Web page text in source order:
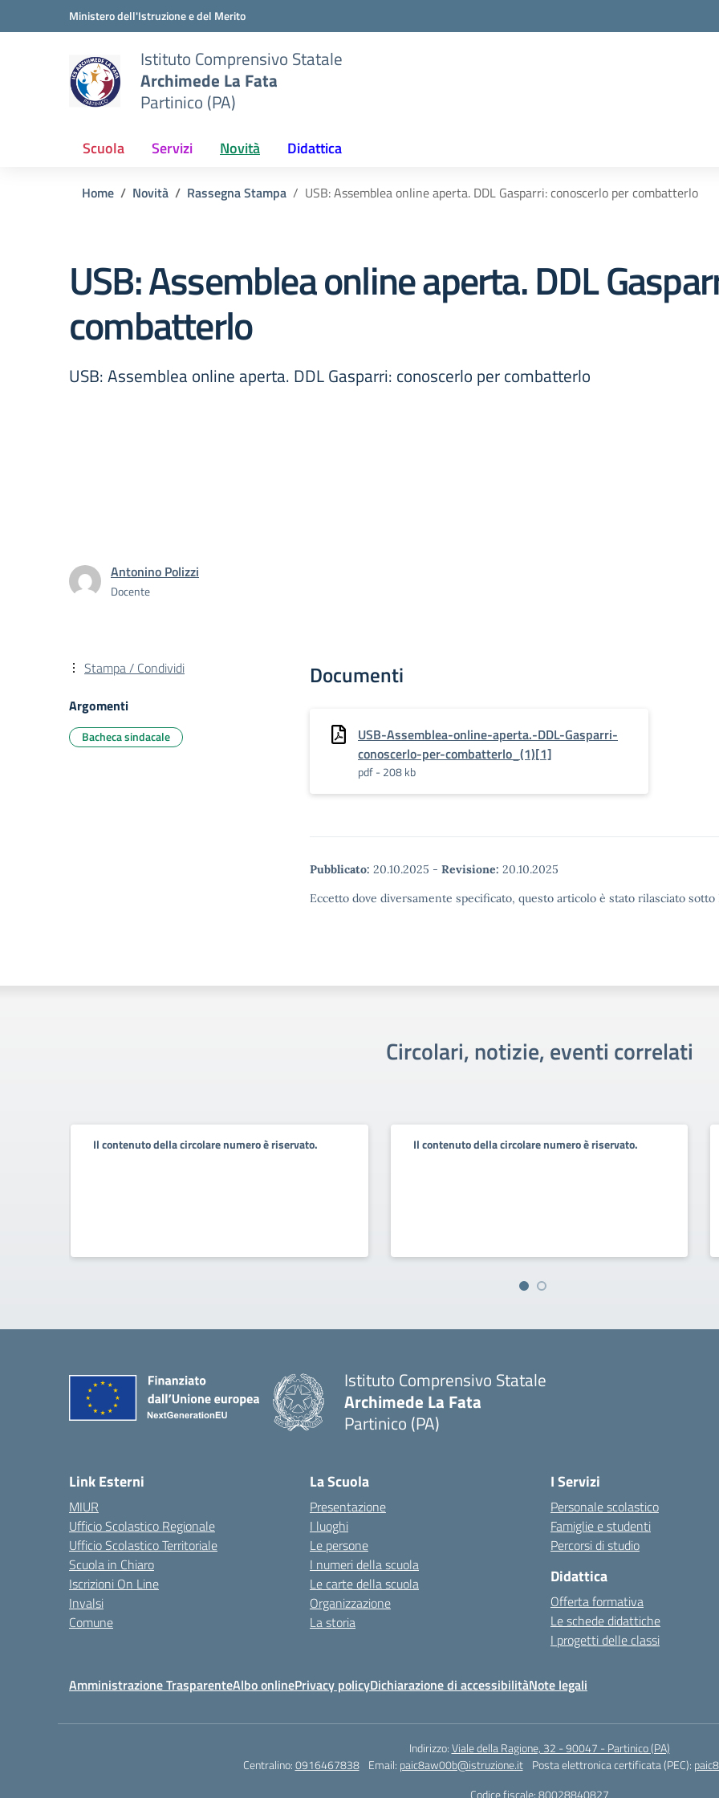
Vai ai contenuti
Vai al menu di navigazioneMinistero dell'Istruzione e del Merito
Istituto Comprensivo Statale
Archimede La Fata
Partinico (PA)
Scuola Servizi Novità Didattica
Home Novità Rassegna Stampa USB: Assemblea online aperta. DDL Gasparri: conoscerlo per combatterlo
USB: Assemblea online aperta. DDL
combatterlo
USB: Assemblea online aperta. DDL Gasparri: conoscerlo per combatterlo
Antonino Polizzi
Docente
Documenti
USB-Assemblea-online-aperta.-DDL-Gasparri-
conoscerlo-per-combatterlo_(1)[1]
pdf - 208 kb
Pubblicato: 20.10.2025 - Revisione: 20.10.2025
Eccetto dove diversamente specificato, questo articolo è stato rilasciato
Stampa / Condividi
Argomenti
Bacheca sindacale
Circolari, notizie, eventi correlati
Il contenuto della circolare numero è riservato. Il contenuto della circolare numero è riservato.
Istituto Comprensivo Statale
Archimede La Fata
Partinico (PA)
Link Esterni
MIUR
Ufficio Scolastico Regionale
Ufficio Scolastico Territoriale
Scuola in Chiaro
Iscrizioni On Line
Invalsi
Comune
La Scuola
Presentazione
I luoghi
Le persone
I numeri della scuola
Le carte della scuola
Organizzazione
La storia
I Servizi
Personale scolastico
Famiglie e studenti
Percorsi di studio
Didattica
Offerta formativa
Le schede didattiche
I progetti delle classi
Amministrazione TrasparenteAlbo onlinePrivacy policyDichiarazione di accessibilitàNote legali
Indirizzo:Viale della Ragione, 32 - 90047 - Partinico (PA)
Centralino:0916467838 Email: paic8aw00b@istruzione.it Posta elettronica certificata (PEC):
Codice fiscale: 80028840827